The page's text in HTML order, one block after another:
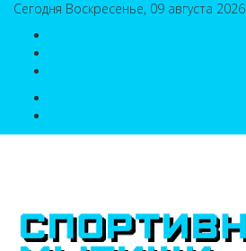
Сегодня Воскресенье, 09 августа 2026